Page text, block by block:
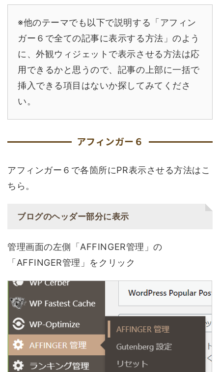
※他のテーマでも以下で説明する「アフィン
ガー６で全ての記事に表示する方法」のよう
に、外観ウィジェットで表示させる方法は応
用できるかと思うので、記事の上部に一括で
挿入できる項目はないか探してみてくださ
い。
アフィンガー６
アフィンガー６で各箇所にPR表示させる方法はこ
ちら。
ブログのヘッダー部分に表示
管理画面の左側「AFFINGER管理」の
「AFFINGER管理」をクリック